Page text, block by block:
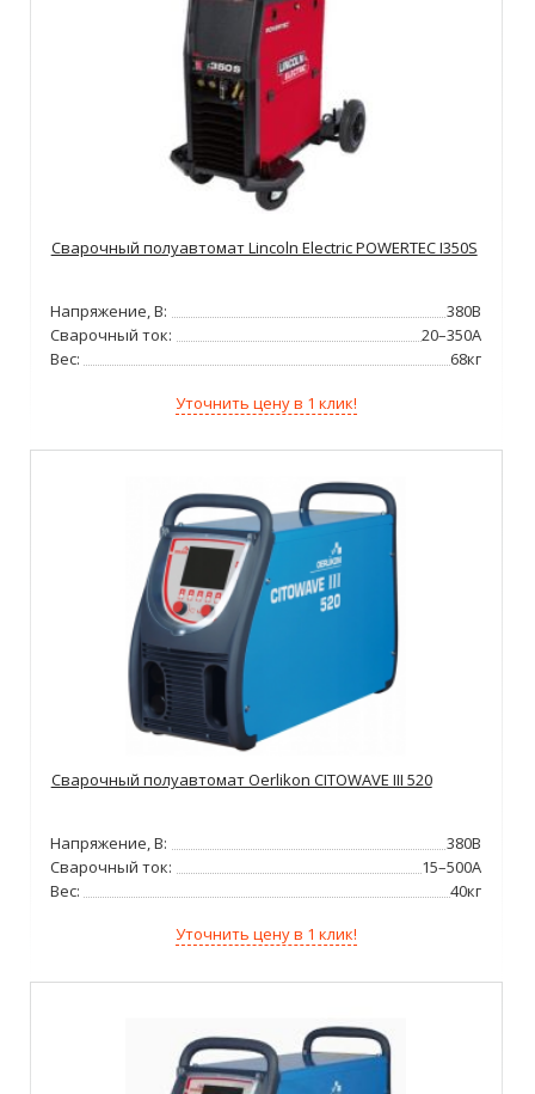
Сварочный полуавтомат Lincoln Electric POWERTEC I350S
Напряжение, В:
380В
Сварочный ток:
20–350А
Вес:
68кг
Уточнить цену в 1 клик!
Сварочный полуавтомат Oerlikon CITOWAVE III 520
Напряжение, В:
380В
Сварочный ток:
15–500А
Вес:
40кг
Уточнить цену в 1 клик!